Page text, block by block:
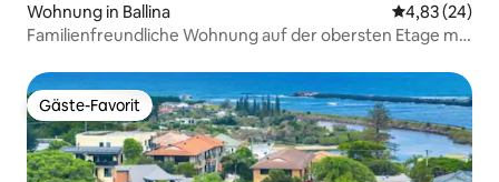
Wohnung in Ballina
4,83 (24)
Familienfreundliche Wohnung auf der obersten Etage mit
Gäste-Favorit
Gäste-Favorit